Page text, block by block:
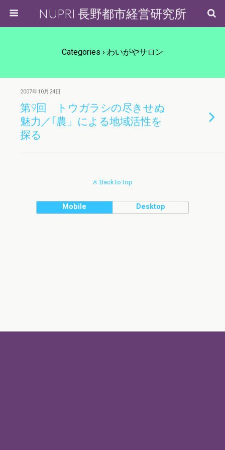
NUPRI 長野都市経営研究所
Categories › わいがやサロン
2007年10月24日
第9回 トウガラシの尽きせぬ
魅力／｢農」による地域活性を
探る
Back to top
Mobile Desktop